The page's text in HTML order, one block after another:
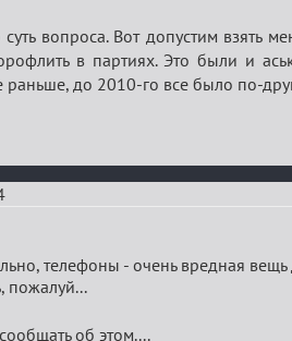
вопроса. Вот допустим взять
в партиях. Это были и
до 2010-го все было по-
телефоны - очень вредная
пожалуй...
об этом....